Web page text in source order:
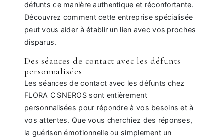
défunts de manière authentique et réconfortante.
Découvrez comment cette entreprise spécialisée
peut vous aider à établir un lien avec vos proches
disparus.
Des séances de contact avec les défunts
personnalisées
Les séances de contact avec les défunts chez
FLORA CISNEROS sont entièrement
personnalisées pour répondre à vos besoins et à
vos attentes. Que vous cherchiez des réponses,
la guérison émotionnelle ou simplement un